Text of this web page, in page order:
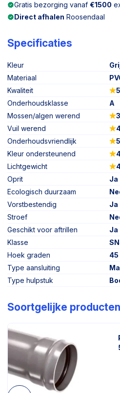
Gratis bezorging vanaf €1500
Direct afhalen Roosendaal
Specificaties
Kleur
Materiaal
Kwaliteit
Onderhoudsklasse
A
Mossen/algen werend
Vuil werend
Onderhoudsvriendlijk
Kleur ondersteunend
Lichtgewicht
Oprit
Ja
Ecologisch duurzaam
Vorstbestendig
Ja
Stroef
Geschikt voor aftrillen
Ja
Klasse
Hoek graden
45
Type aansluiting
Type hulpstuk
Soortgelijke producten